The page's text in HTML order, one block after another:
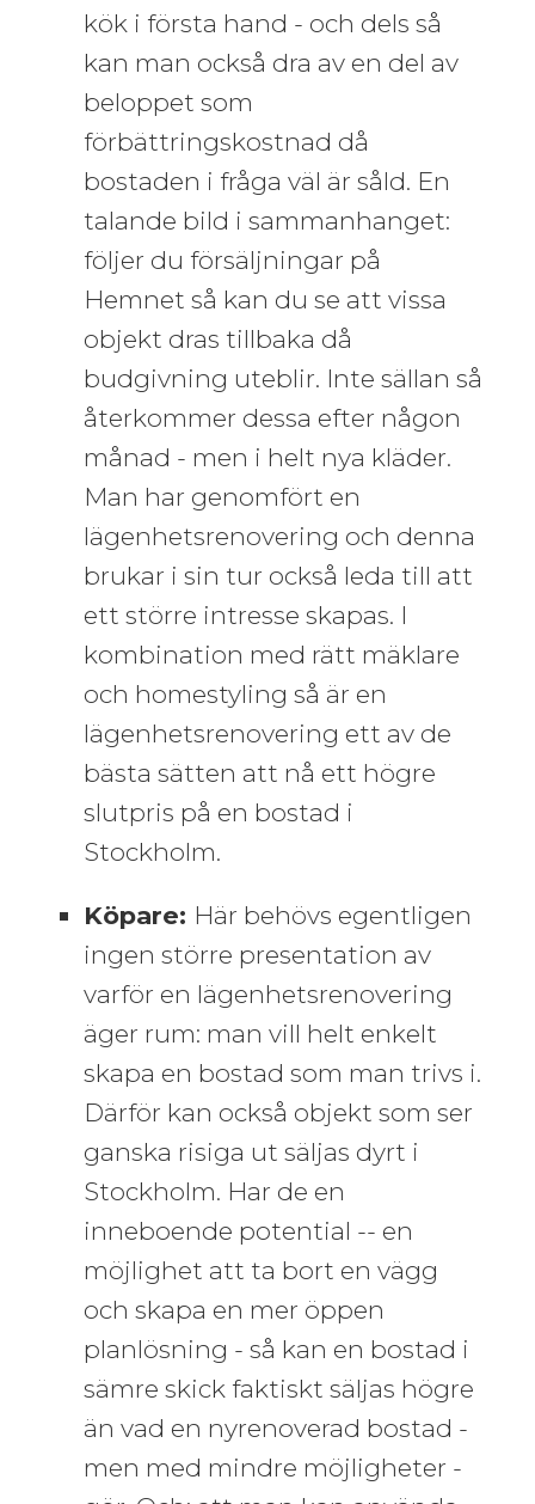
kök i första hand - och dels så
kan man också dra av en del av
beloppet som
förbättringskostnad då
bostaden i fråga väl är såld. En
talande bild i sammanhanget:
följer du försäljningar på
Hemnet så kan du se att vissa
objekt dras tillbaka då
budgivning uteblir. Inte sällan så
återkommer dessa efter någon
månad - men i helt nya kläder.
Man har genomfört en
lägenhetsrenovering och denna
brukar i sin tur också leda till att
ett större intresse skapas. I
kombination med rätt mäklare
och homestyling så är en
lägenhetsrenovering ett av de
bästa sätten att nå ett högre
slutpris på en bostad i
Stockholm.
Köpare: Här behövs egentligen
ingen större presentation av
varför en lägenhetsrenovering
äger rum: man vill helt enkelt
skapa en bostad som man trivs i.
Därför kan också objekt som ser
ganska risiga ut säljas dyrt i
Stockholm. Har de en
inneboende potential -- en
möjlighet att ta bort en vägg
och skapa en mer öppen
planlösning - så kan en bostad i
sämre skick faktiskt säljas högre
än vad en nyrenoverad bostad -
men med mindre möjligheter -